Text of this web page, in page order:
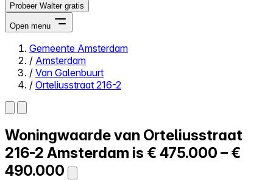
Probeer Walter gratis
Open menu
Close menu
Zelf kopen
Alles-in-één
Reviews
Prijzen
Gemeente Amsterdam
/ Amsterdam
/ Van Galenbuurt
/ Orteliusstraat 216-2
Woningwaarde van Orteliusstraat
216-2 Amsterdam is € 475.000 – €
490.000